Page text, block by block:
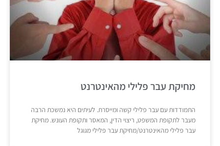
מחיקת עבר פלילי מהאינטרנט
התמודדות עם עבר פלילי קשה ומייסרת. לעיתים היא נמשכת הרבה
מעבר לתקופת המשפט, ריצוי הדין, המאסר ותקופת העונש. מחיקת
עבר פלילי מהאינטרנט/מחיקת עבר פלילי מגוגל